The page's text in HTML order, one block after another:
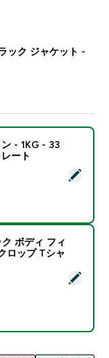
ック ジャケット -
ロテイン - 1KG -
- 1KG - 33
ート
ベーシック ボディ
ボディ フィ
ロップ Tシャ